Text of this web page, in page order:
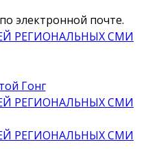
электронной почте.